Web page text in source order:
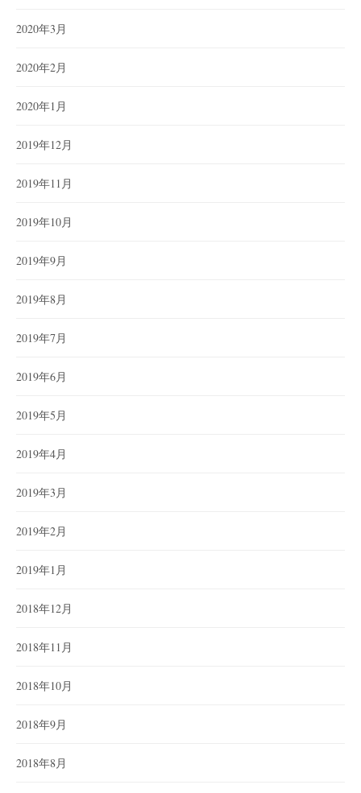
2020年3月
2020年2月
2020年1月
2019年12月
2019年11月
2019年10月
2019年9月
2019年8月
2019年7月
2019年6月
2019年5月
2019年4月
2019年3月
2019年2月
2019年1月
2018年12月
2018年11月
2018年10月
2018年9月
2018年8月